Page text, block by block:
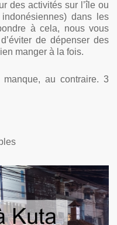
des activités sur l’île ou
dans les
à cela, nous vous
de dépenser des
manger à la fois.
au contraire. 3